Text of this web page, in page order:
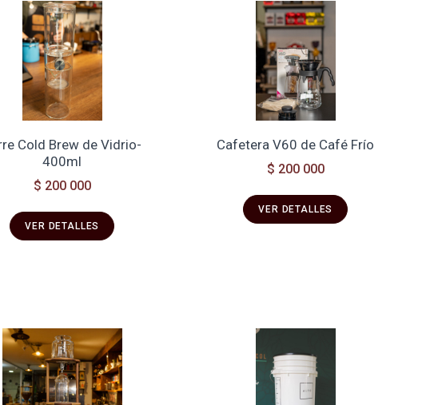
Cold Brew de Vidrio-
400ml
$ 200 000
VER DETALLES
Cafetera V60 de Café Frío
$ 200 000
VER DETALLES